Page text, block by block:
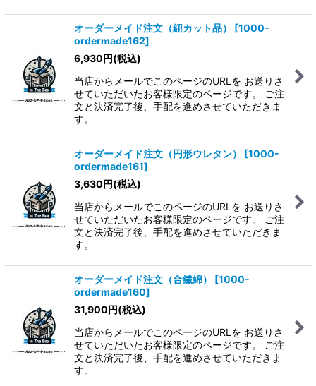
オーダーメイド注文（紐カット品） [1000-
ordermade162]
6,930円(税込)
当店からメールでこのページのURLを お送りさ
せていただいたお客様限定のページです。 ご注
文と決済完了後、手配を進めさせていただきま
す。
オーダーメイド注文（円形ウレタン） [1000-
ordermade161]
3,630円(税込)
当店からメールでこのページのURLを お送りさ
せていただいたお客様限定のページです。 ご注
文と決済完了後、手配を進めさせていただきま
す。
オーダーメイド注文（合繊綿） [1000-
ordermade160]
31,900円(税込)
当店からメールでこのページのURLを お送りさ
せていただいたお客様限定のページです。 ご注
文と決済完了後、手配を進めさせていただきま
す。